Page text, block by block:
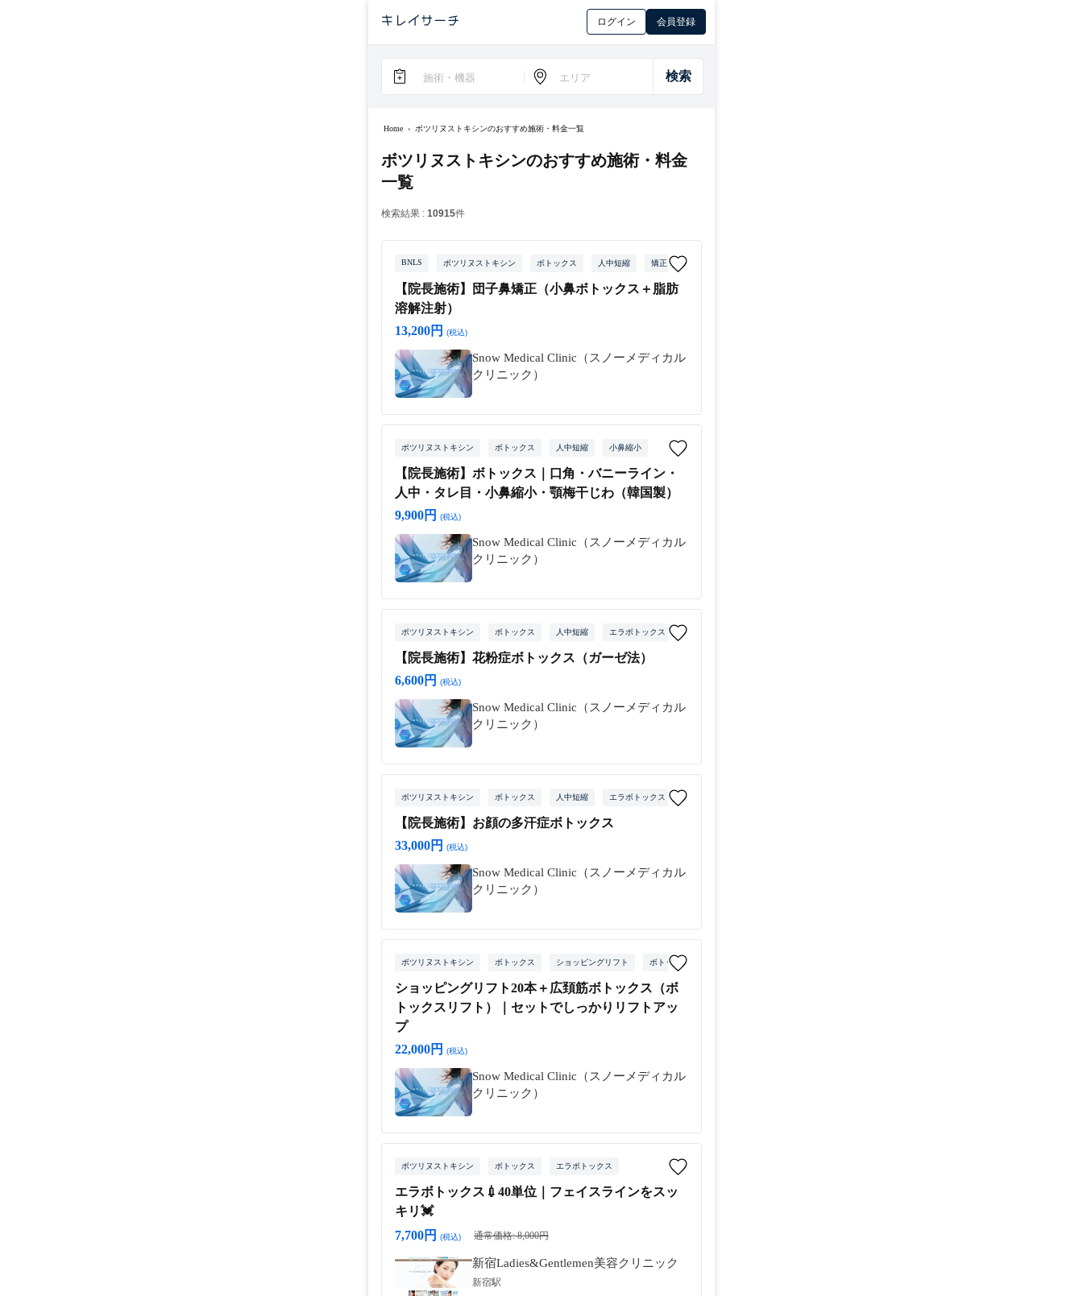
ログイン 会員登録
Home › ボツリヌストキシンのおすすめ施術・料金一覧
ボツリヌストキシンのおすすめ施術・料金
一覧
検索結果 : 10915件
BNLS ボツリヌストキシン ボトックス 人中短縮 矯正
【院長施術】団子鼻矯正（小鼻ボトックス＋脂肪
溶解注射）
13,200円
(税込)
Snow Medical Clinic（スノーメディカル
クリニック）
ボツリヌストキシン ボトックス 人中短縮 小鼻縮小
【院長施術】ボトックス｜口角・バニーライン・
人中・タレ目・小鼻縮小・顎梅干じわ（韓国製）
9,900円
(税込)
Snow Medical Clinic（スノーメディカル
クリニック）
ボツリヌストキシン ボトックス 人中短縮 エラボトックス
【院長施術】花粉症ボトックス（ガーゼ法）
6,600円
(税込)
Snow Medical Clinic（スノーメディカル
クリニック）
ボツリヌストキシン ボトックス 人中短縮 エラボトックス
【院長施術】お顔の多汗症ボトックス
33,000円
(税込)
Snow Medical Clinic（スノーメディカル
クリニック）
ボツリヌストキシン ボトックス ショッピングリフト ボトックスリフト
ショッピングリフト20本＋広頚筋ボトックス（ボ
トックスリフト）｜セットでしっかりリフトアッ
プ
22,000円
(税込)
Snow Medical Clinic（スノーメディカル
クリニック）
ボツリヌストキシン ボトックス エラボトックス
エラボトックス💉40単位｜フェイスラインをスッ
キリ💓
7,700円
(税込) 通常価格: 8,000円
新宿Ladies&Gentlemen美容クリニック
新宿駅